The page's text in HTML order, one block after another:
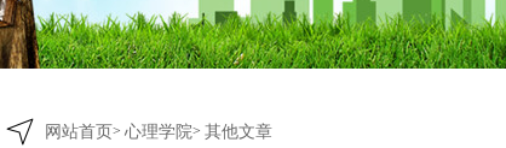
网站首页> 心理学院> 其他文章